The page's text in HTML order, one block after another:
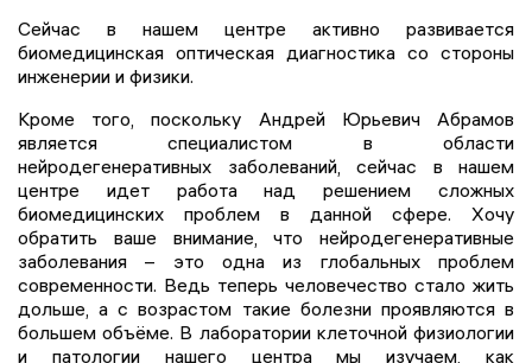
Сейчас в нашем центре активно развивается
биомедицинская оптическая диагностика со стороны
инженерии и физики.
Кроме того, поскольку Андрей Юрьевич Абрамов
является специалистом в области
нейродегенеративных заболеваний, сейчас в нашем
центре идет работа над решением сложных
биомедицинских проблем в данной сфере. Хочу
обратить ваше внимание, что нейродегенеративные
заболевания – это одна из глобальных проблем
современности. Ведь теперь человечество стало жить
дольше, а с возрастом такие болезни проявляются в
большем объёме. В лаборатории клеточной физиологии
и патологии нашего центра мы изучаем, как